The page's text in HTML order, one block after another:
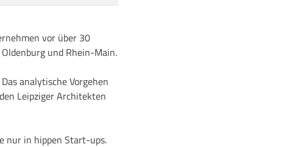
vor über 30
und Rhein-Main.
analytische Vorgehen
Leipziger Architekten
nur in hippen Start-ups.